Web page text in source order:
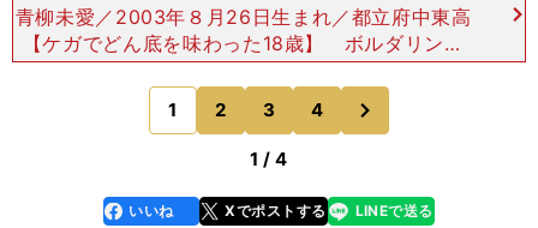
青柳未愛／2003年８月26日生まれ／都立府中東高
【ケガでどん底を味わった18歳】 ボルダリング
の過去大会の順位は奮わないが、課題ごとに久米の
動きを見ていると、ポテンシャルの高さには驚かさ
れる。16
1 2 3 4
のページへ
1 / 4
faceboo
k
いいね Xでポストする
line LINEで送る